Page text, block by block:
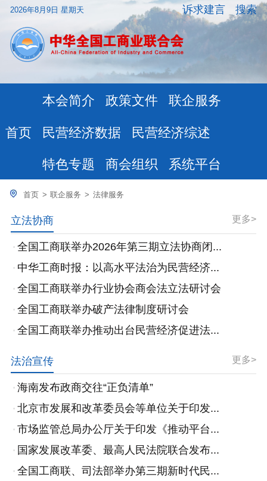
2026年8月9日 星期天 搜索
诉求建言
首页
本会简介 政策文件 联企服务
民营经济数据 民营经济综述
特色专题 商会组织 系统平台
首页 > 联企服务 > 法律服务
立法协商 更多>
全国工商联举办2026年第三期立法协商闭...
中华工商时报：以高水平法治为民营经济...
全国工商联举办行业协会商会法立法研讨会
全国工商联举办破产法律制度研讨会
全国工商联举办推动出台民营经济促进法...
法治宣传 更多>
海南发布政商交往“正负清单”
北京市发展和改革委员会等单位关于印发...
市场监管总局办公厅关于印发《推动平台...
国家发展改革委、最高人民法院联合发布...
全国工商联、司法部举办第三期新时代民...